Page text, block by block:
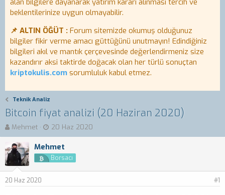
alan bilgilere dayanarak yatırım kararı alınması tercih ve
beklentilerinize uygun olmayabilir.
📌 ALTIN ÖĞÜT : Forum sitemizde okumuş olduğunuz
bilgiler fikir verme amacı güttüğünü unutmayın! Edindiğiniz
bilgileri akıl ve mantık çerçevesinde değerlendirmeniz size
kazandırır aksi taktirde doğacak olan her türlü sonuçtan
kriptokulis.com sorumluluk kabul etmez.
Teknik Analiz
Bitcoin fiyat analizi (20 Haziran 2020)
K
o
n
b
y
u
Mehmet
B
a
ş
l
a
n
20 Haz 2020
Mehmet
Borsacı
20 Haz 2020 #1